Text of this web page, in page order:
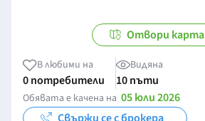
Отвори карта
В любими на
0 потребители
Видяна
10 пъти
Обявата е качена на 05 юли 2026